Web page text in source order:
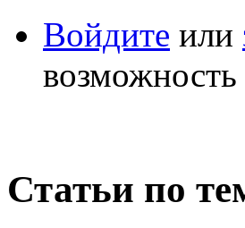
Войдите или
Статьи по